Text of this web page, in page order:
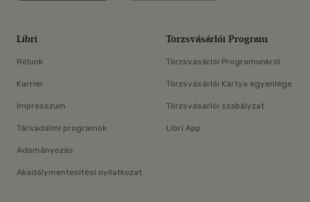
Libri
Rólunk
Karrier
Impresszum
Társadalmi programok
Adományozás
Akadálymentesítési nyilatkozat
Törzsvásárlói Program
Törzsvásárlói Programunkról
Törzsvásárlói Kártya egyenlege
Törzsvásárlói szabályzat
Libri App